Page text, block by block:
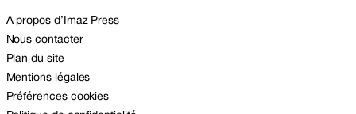
A propos d’Imaz Press
Nous contacter
Plan du site
Mentions légales
Préférences cookies